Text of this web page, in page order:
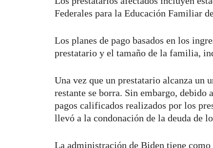
Federales para la Educación Familiar
Los planes de pago basados en los
prestatario y el tamaño de la familia,
Una vez que un prestatario alcanza un
restante se borra. Sin embargo,
pagos calificados realizados por los
llevó a la condonación de la deuda de
La administración de Biden tiene